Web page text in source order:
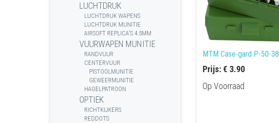
LUCHTDRUK
LUCHTDRUK WAPENS
LUCHTDRUK MUNITIE
AIRSOFT REPLICA'S 4.5MM
VUURWAPEN MUNITIE
RANDVUUR
CENTERVUUR
PISTOOLMUNITIE
GEWEERMUNITIE
HAGELPATROON
OPTIEK
RICHTKIJKERS
REDDOTS
MTM Case-gard P-50-38
Prijs: € 3.90
Op Voorraad